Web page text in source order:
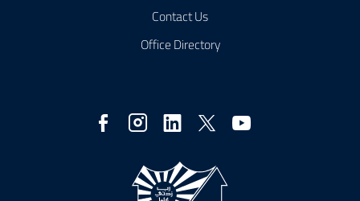
Contact Us
Office Directory